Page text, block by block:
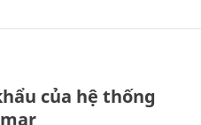
của hệ thống